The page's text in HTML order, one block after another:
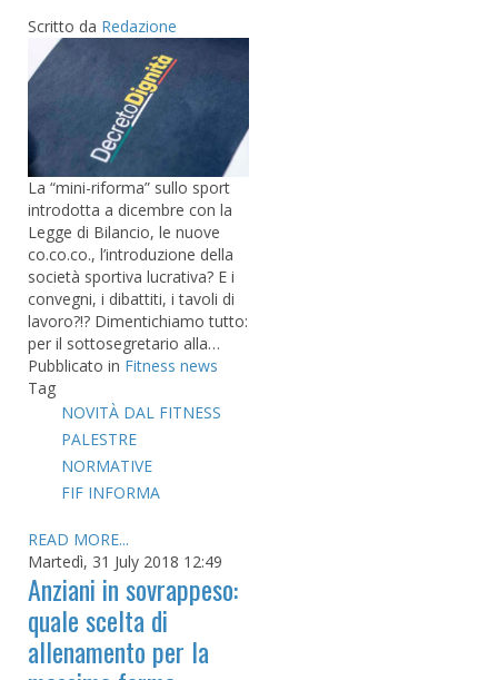
Scritto da Redazione
La “mini-riforma” sullo sport
introdotta a dicembre con la
Legge di Bilancio, le nuove
co.co.co., l’introduzione della
società sportiva lucrativa? E i
convegni, i dibattiti, i tavoli di
lavoro?!? Dimentichiamo tutto:
per il sottosegretario alla…
Pubblicato in Fitness news
Tag
NOVITÀ DAL FITNESS
PALESTRE
NORMATIVE
FIF INFORMA
READ MORE...
Martedì, 31 July 2018 12:49
Anziani in sovrappeso:
quale scelta di
allenamento per la